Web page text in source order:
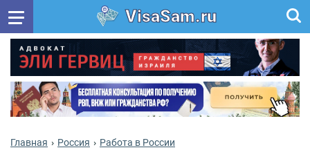
VisaSam.ru
Главная Россия Работа в России